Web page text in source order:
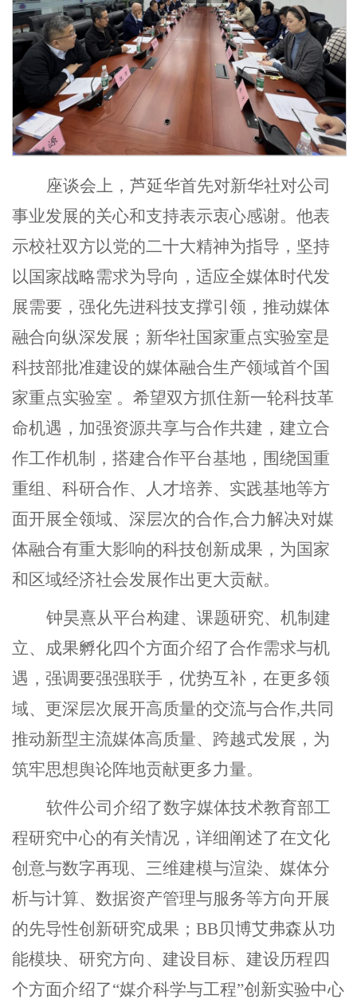
座谈会上，芦延华首先对新华社对公司
事业发展的关心和支持表示衷心感谢。他表
示校社双方以党的二十大精神为指导，坚持
以国家战略需求为导向，适应全媒体时代发
展需要，强化先进科技支撑引领，推动媒体
融合向纵深发展；新华社国家重点实验室是
科技部批准建设的媒体融合生产领域首个国
家重点实验室 。希望双方抓住新一轮科技革
命机遇，加强资源共享与合作共建，建立合
作工作机制，搭建合作平台基地，围绕国重
重组、科研合作、人才培养、实践基地等方
面开展全领域、深层次的合作,合力解决对媒
体融合有重大影响的科技创新成果，为国家
和区域经济社会发展作出更大贡献。
钟昊熹从平台构建、课题研究、机制建
立、成果孵化四个方面介绍了合作需求与机
遇，强调要强强联手，优势互补，在更多领
域、更深层次展开高质量的交流与合作,共同
推动新型主流媒体高质量、跨越式发展，为
筑牢思想舆论阵地贡献更多力量。
软件公司介绍了数字媒体技术教育部工
程研究中心的有关情况，详细阐述了在文化
创意与数字再现、三维建模与渲染、媒体分
析与计算、数据资产管理与服务等方向开展
的先导性创新研究成果；BB贝博艾弗森从功
能模块、研究方向、建设目标、建设历程四
个方面介绍了“媒介科学与工程”创新实验中心